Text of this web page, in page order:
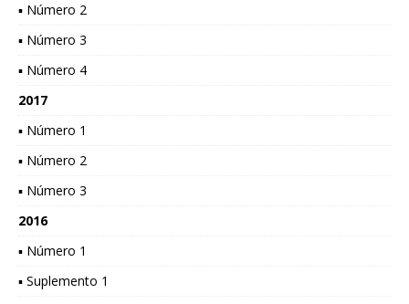
▪ Número 2
▪ Número 3
▪ Número 4
2017
▪ Número 1
▪ Número 2
▪ Número 3
2016
▪ Número 1
▪ Suplemento 1